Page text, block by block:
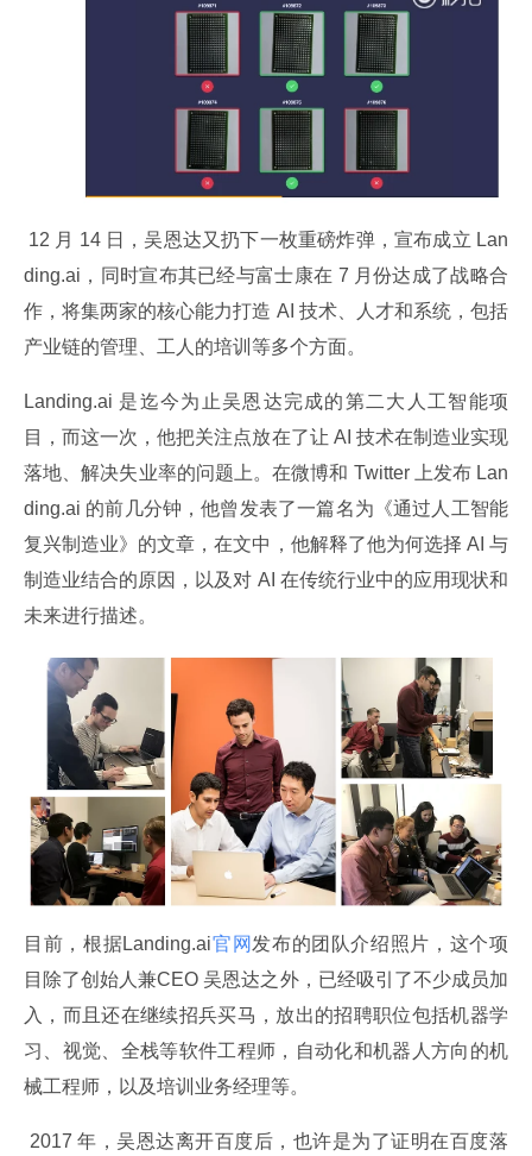
ding.ai，同时宣布其已经与富士康在 7 月份达成了战略合
作，将集两家的核心能力打造 AI 技术、人才和系统，包括
产业链的管理、工人的培训等多个方面。
Landing.ai 是迄今为止吴恩达完成的第二大人工智能项
目，而这一次，他把关注点放在了让 AI 技术在制造业实现
落地、解决失业率的问题上。在微博和 Twitter 上发布 Lan
ding.ai 的前几分钟，他曾发表了一篇名为《通过人工智能
复兴制造业》的文章，在文中，他解释了他为何选择 AI 与
制造业结合的原因，以及对 AI 在传统行业中的应用现状和
未来进行描述。
目前，根据Landing.ai官网 发布的团队介绍照片，这个项
目除了创始人兼CEO 吴恩达之外，已经吸引了不少成员加
入，而且还在继续招兵买马，放出的招聘职位包括机器学
习、视觉、全栈等软件工程师，自动化和机器人方向的机
械工程师，以及培训业务经理等。